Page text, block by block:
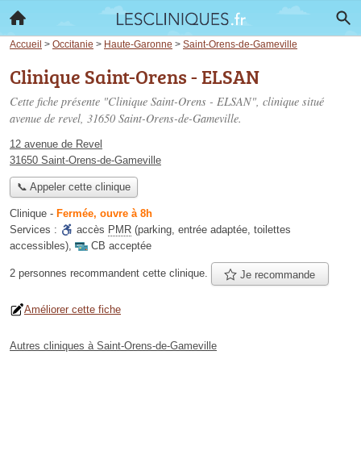
Accueil > Occitanie > Haute-Garonne > Saint-Orens-de-Gameville
Clinique Saint-Orens - ELSAN
Cette fiche présente "Clinique Saint-Orens - ELSAN", clinique situé
avenue de revel, 31650 Saint-Orens-de-Gameville.
12 avenue de Revel
31650 Saint-Orens-de-Gameville
📞 Appeler cette clinique
Clinique - Fermée, ouvre à 8h
Services :
accès PMR (parking, entrée adaptée, toilettes
accessibles), CB acceptée
2 personnes recommandent cette clinique. Je recommande
Améliorer cette fiche
Autres cliniques à Saint-Orens-de-Gameville